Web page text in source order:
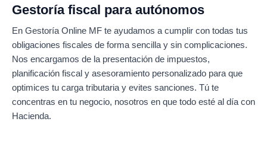
Gestoría fiscal para autónomos
En Gestoría Online MF te ayudamos a cumplir con todas tus
obligaciones fiscales de forma sencilla y sin complicaciones.
Nos encargamos de la presentación de impuestos,
planificación fiscal y asesoramiento personalizado para que
optimices tu carga tributaria y evites sanciones. Tú te
concentras en tu negocio, nosotros en que todo esté al día con
Hacienda.